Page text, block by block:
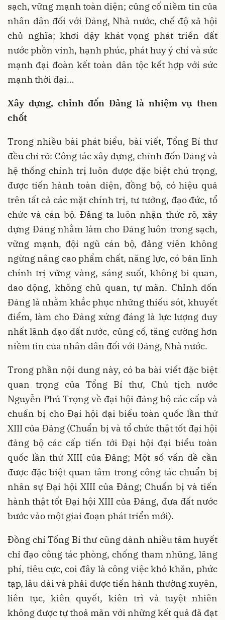
sạch, vững mạnh toàn diện; củng cố niềm tin của
nhân dân đối với Đảng, Nhà nước, chế độ xã hội
chủ nghĩa; khơi dậy khát vọng phát triển đất
nước phồn vinh, hạnh phúc, phát huy ý chí và sức
mạnh đại đoàn kết toàn dân tộc kết hợp với sức
mạnh thời đại…
Xây dựng, chỉnh đốn Đảng là nhiệm vụ then
chốt
Trong nhiều bài phát biểu, bài viết, Tổng Bí thư
đều chỉ rõ: Công tác xây dựng, chỉnh đốn Đảng và
hệ thống chính trị luôn được đặc biệt chú trọng,
được tiến hành toàn diện, đồng bộ, có hiệu quả
trên tất cả các mặt chính trị, tư tưởng, đạo đức, tổ
chức và cán bộ. Đảng ta luôn nhận thức rõ, xây
dựng Đảng nhằm làm cho Đảng luôn trong sạch,
vững mạnh, đội ngũ cán bộ, đảng viên không
ngừng nâng cao phẩm chất, năng lực, có bản lĩnh
chính trị vững vàng, sáng suốt, không bi quan,
dao động, không chủ quan, tự mãn. Chỉnh đốn
Đảng là nhằm khắc phục những thiếu sót, khuyết
điểm, làm cho Đảng xứng đáng là lực lượng duy
nhất lãnh đạo đất nước, củng cố, tăng cường hơn
niềm tin của nhân dân đối với Đảng, Nhà nước.
Trong phần nội dung này, có ba bài viết đặc biệt
quan trọng của Tổng Bí thư, Chủ tịch nước
Nguyễn Phú Trọng về đại hội đảng bộ các cấp và
chuẩn bị cho Đại hội đại biểu toàn quốc lần thứ
XIII của Đảng (Chuẩn bị và tổ chức thật tốt đại hội
đảng bộ các cấp tiến tới Đại hội đại biểu toàn
quốc lần thứ XIII của Đảng; Một số vấn đề cần
được đặc biệt quan tâm trong công tác chuẩn bị
nhân sự Đại hội XIII của Đảng; Chuẩn bị và tiến
hành thật tốt Đại hội XIII của Đảng, đưa đất nước
bước vào một giai đoạn phát triển mới).
Đồng chí Tổng Bí thư cũng dành nhiều tâm huyết
chỉ đạo công tác phòng, chống tham nhũng, lãng
phí, tiêu cực, coi đây là công việc khó khăn, phức
tạp, lâu dài và phải được tiến hành thường xuyên,
liên tục, kiên quyết, kiên trì và tuyệt nhiên
không được tự thoả mãn với những kết quả đã đạt